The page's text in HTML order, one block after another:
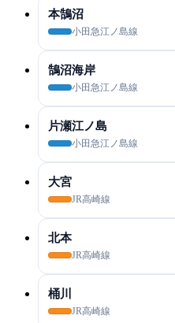
本鵠沼
小田急江ノ島線
鵠沼海岸
小田急江ノ島線
片瀬江ノ島
小田急江ノ島線
大宮
JR高崎線
北本
JR高崎線
桶川
JR高崎線